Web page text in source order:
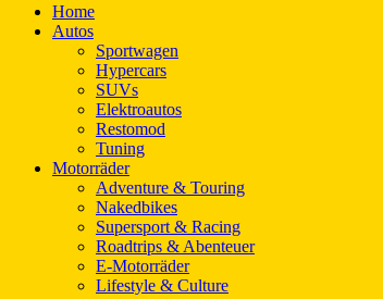
Home
Autos
Sportwagen
Hypercars
SUVs
Elektroautos
Restomod
Tuning
Motorräder
Adventure & Touring
Nakedbikes
Supersport & Racing
Roadtrips & Abenteuer
E-Motorräder
Lifestyle & Culture